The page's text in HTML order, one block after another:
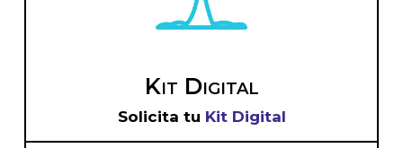
Kit Digital
Solicita tu Kit Digital